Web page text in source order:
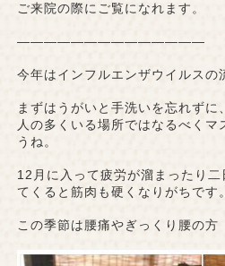
ご来院の際にご覧になれます。
——————————————
今年はインフルエンザウイルスの
まずはうがいと手洗いを忘れず
人の多くいる場所ではなるべくマ
うね。
12月に入って疲労が溜まったり
てくると筋肉も硬くなりがちです。
この季節は腰痛やぎっくり腰の方